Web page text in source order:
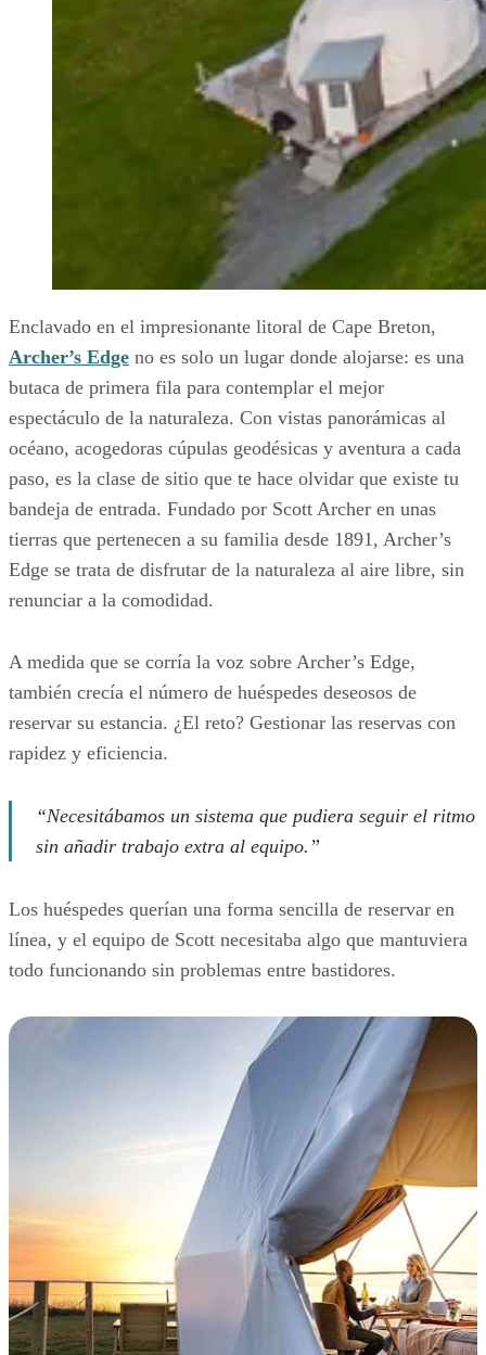
Enclavado en el impresionante litoral de Cape Breton,
Archer’s Edge no es solo un lugar donde alojarse: es una
butaca de primera fila para contemplar el mejor
espectáculo de la naturaleza. Con vistas panorámicas al
océano, acogedoras cúpulas geodésicas y aventura a cada
paso, es la clase de sitio que te hace olvidar que existe tu
bandeja de entrada. Fundado por Scott Archer en unas
tierras que pertenecen a su familia desde 1891, Archer’s
Edge se trata de disfrutar de la naturaleza al aire libre, sin
renunciar a la comodidad.
A medida que se corría la voz sobre Archer’s Edge,
también crecía el número de huéspedes deseosos de
reservar su estancia. ¿El reto? Gestionar las reservas con
rapidez y eficiencia.
“Necesitábamos un sistema que pudiera seguir el ritmo
sin añadir trabajo extra al equipo.”
Los huéspedes querían una forma sencilla de reservar en
línea, y el equipo de Scott necesitaba algo que mantuviera
todo funcionando sin problemas entre bastidores.